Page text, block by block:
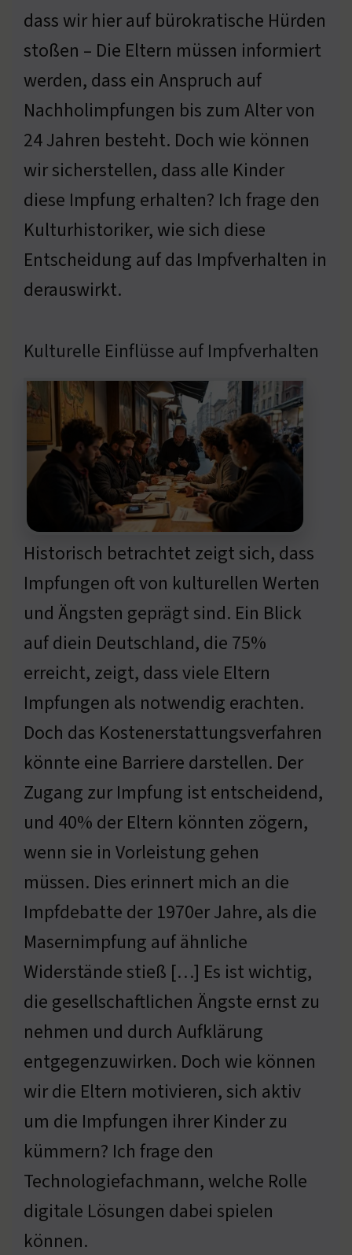
dass wir hier auf bürokratische Hürden
stoßen – Die Eltern müssen informiert
werden, dass ein Anspruch auf
Nachholimpfungen bis zum Alter von
24 Jahren besteht. Doch wie können
wir sicherstellen, dass alle Kinder
diese Impfung erhalten? Ich frage den
Kulturhistoriker, wie sich diese
Entscheidung auf das Impfverhalten in
derauswirkt.
Kulturelle Einflüsse auf Impfverhalten
Historisch betrachtet zeigt sich, dass
Impfungen oft von kulturellen Werten
und Ängsten geprägt sind. Ein Blick
auf diein Deutschland, die 75%
erreicht, zeigt, dass viele Eltern
Impfungen als notwendig erachten.
Doch das Kostenerstattungsverfahren
könnte eine Barriere darstellen. Der
Zugang zur Impfung ist entscheidend,
und 40% der Eltern könnten zögern,
wenn sie in Vorleistung gehen
müssen. Dies erinnert mich an die
Impfdebatte der 1970er Jahre, als die
Masernimpfung auf ähnliche
Widerstände stieß […] Es ist wichtig,
die gesellschaftlichen Ängste ernst zu
nehmen und durch Aufklärung
entgegenzuwirken. Doch wie können
wir die Eltern motivieren, sich aktiv
um die Impfungen ihrer Kinder zu
kümmern? Ich frage den
Technologiefachmann, welche Rolle
digitale Lösungen dabei spielen
können.